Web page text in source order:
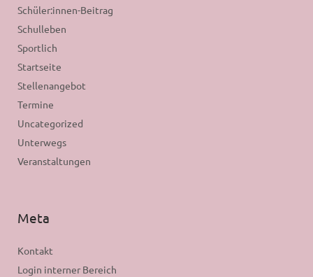
Schüler:innen-Beitrag
Schulleben
Sportlich
Startseite
Stellenangebot
Termine
Uncategorized
Unterwegs
Veranstaltungen
Meta
Kontakt
Login interner Bereich